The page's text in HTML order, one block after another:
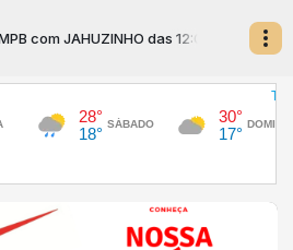
com JAHUZINHO das 12:05 às 14:00